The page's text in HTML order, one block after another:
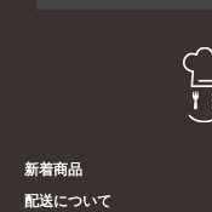
新着商品
配送について